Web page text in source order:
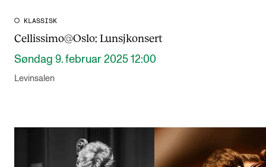
KLASSISK
Cellissimo@Oslo: Lunsjkonsert
Søndag 9. februar 2025 12:00
Levinsalen